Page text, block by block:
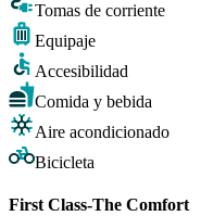
Tomas de corriente
Equipaje
Accesibilidad
Comida y bebida
Aire acondicionado
Bicicleta
First Class-The Comfort